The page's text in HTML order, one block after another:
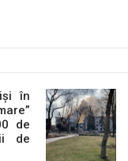
în
de
de